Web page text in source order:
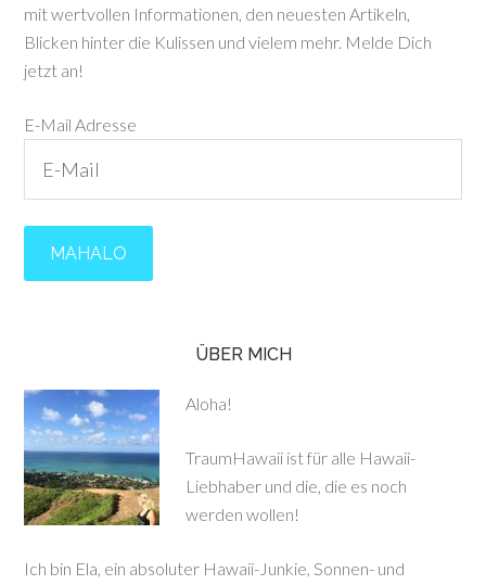
mit wertvollen Informationen, den neuesten Artikeln,
Blicken hinter die Kulissen und vielem mehr. Melde Dich
jetzt an!
E-Mail Adresse
ÜBER MICH
Aloha!
TraumHawaii ist für alle Hawaii-
Liebhaber und die, die es noch
werden wollen!
Ich bin Ela, ein absoluter Hawaii-Junkie, Sonnen- und